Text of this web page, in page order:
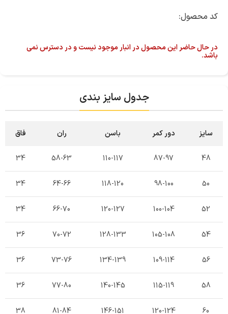
کد محصول:
در حال حاضر این محصول در انبار موجود نیست و در دسترس نمی
باشد.
جدول سایز بندی
سایز دور کمر باسن ران فاق
48
87-97
110-117
58-63
34
50
98-100
118-120
64-66
34
52
100-104
120-127
66-70
34
54
105-108
128-133
70-72
36
56
109-114
134-139
73-76
36
58
115-119
140-145
77-80
36
60
120-124
146-151
81-84
38